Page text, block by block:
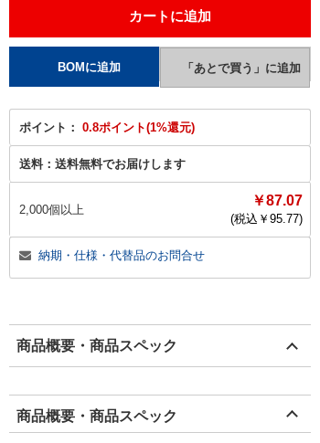
ポイント： 0.8ポイント(1%還元)
送料： 送料無料でお届けします
2,000個以上
￥87.07
(税込￥ 95.77)
納期・仕様・代替品のお問合せ
商品概要・商品スペック
商品概要・商品スペック